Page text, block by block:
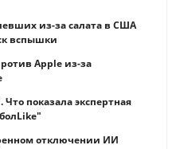
из-за салата в США
вспышки
Apple из-за
показала экспертная
отключении ИИ